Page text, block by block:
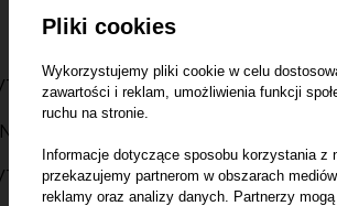
VT
Pliki cookies
Wykorzystujemy pliki cookie w celu
zawartości i reklam, umożliwienia funkcji
ruchu na stronie.
Informacje dotyczące sposobu korzystania z
przekazujemy partnerom w obszarach
reklamy oraz analizy danych. Partnerzy